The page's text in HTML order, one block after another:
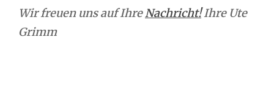
Wir freuen uns auf IhreNachricht!Ihre Ute
Grimm